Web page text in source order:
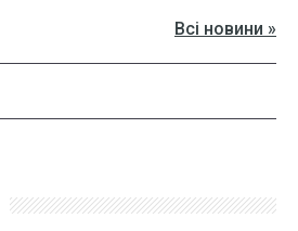
Всі новини »